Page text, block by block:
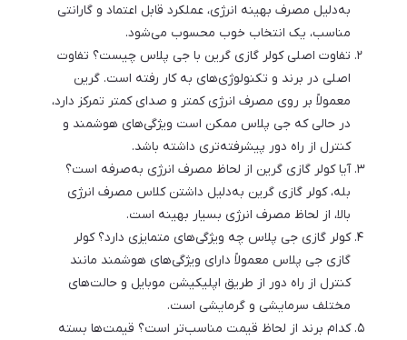
به‌دلیل مصرف بهینه انرژی، عملکرد قابل اعتماد و گارانتی
مناسب، یک انتخاب خوب محسوب می‌شود.
تفاوت اصلی کولر گازی گرین با جی پلاس چیست؟ تفاوت
اصلی در برند و تکنولوژی‌های به کار رفته است. گرین
معمولاً بر روی مصرف انرژی کمتر و صدای کمتر تمرکز دارد،
در حالی که جی پلاس ممکن است ویژگی‌های هوشمند و
کنترل از راه دور پیشرفته‌تری داشته باشد.
آیا کولر گازی گرین از لحاظ مصرف انرژی به‌صرفه است؟
بله، کولر گازی گرین به‌‌دلیل داشتن کلاس مصرف انرژی
بالا، از لحاظ مصرف انرژی بسیار بهینه است.
کولر گازی جی پلاس چه ویژگی‌های متمایزی دارد؟ کولر
گازی جی پلاس معمولاً دارای ویژگی‌های هوشمند مانند
کنترل از راه دور از طریق اپلیکیشن موبایل و حالت‌های
مختلف سرمایشی و گرمایشی است.
کدام برند از لحاظ قیمت مناسب‌تر است؟ قیمت‌ها بسته